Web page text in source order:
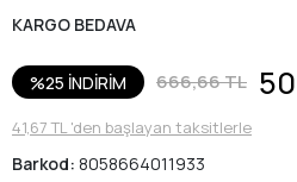
KARGO BEDAVA
%25 İNDİRİM 666,66 TL
41,67 TL 'den başlayan taksitlerle
Barkod: 8058664011933